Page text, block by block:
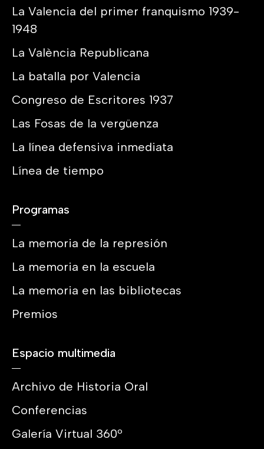
La Valencia del primer franquismo 1939-
1948
La València Republicana
La batalla por Valencia
Congreso de Escritores 1937
Las Fosas de la vergüenza
La línea defensiva inmediata
Línea de tiempo
Programas
La memoria de la represión
La memoria en la escuela
La memoria en las bibliotecas
Premios
Espacio multimedia
Archivo de Historia Oral
Conferencias
Galería Virtual 360º